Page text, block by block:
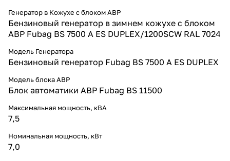
Генератор в Кожухе с блоком АВР
Бензиновый генератор в зимнем кожухе с блоком
АВР Fubag BS 7500 A ES DUPLEX/1200SCW RAL 7024
Модель Генератора
Бензиновый генератор Fubag BS 7500 A ES DUPLEX
Модель блока АВР
Блок автоматики АВР Fubag BS 11500
Максимальная мощность, кВА
7,5
Номинальная мощность, кВт
7,0